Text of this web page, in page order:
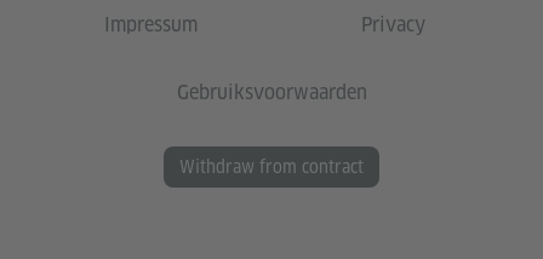
Impressum Privacy
Gebruiksvoorwaarden
Withdraw from contract